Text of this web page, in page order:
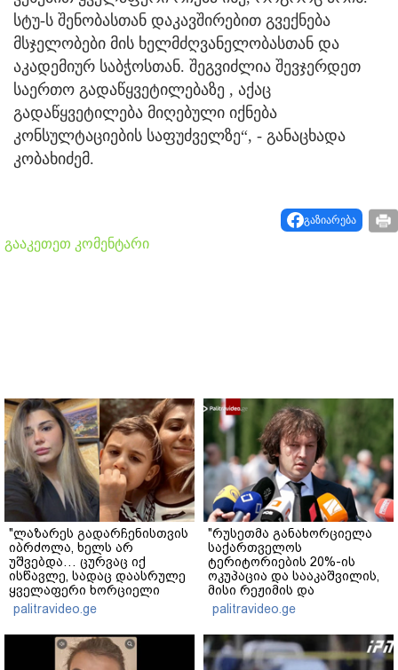
სტუ-ს შენობასთან დაკავშირებით გვექნება
მსჯელობები მის ხელმძღვანელობასთან და
აკადემიურ საბჭოსთან. შეგვიძლია შევჯერდეთ
საერთო გადაწყვეტილებაზე , აქაც
გადაწყვეტილება მიღებული იქნება
კონსულტაციების საფუძველზე“, - განაცხადა
კობახიძემ.
გაზიარება
გააკეთეთ კომენტარი
"ლაზარეს გადარჩენისთვის
იბრძოლა, ხელს არ
უშვებდა… ცურვაც იქ
ისწავლე, სადაც დაასრულე
ყველაფერი ხორციელი
ცხოვრებიდან" – რას წერს
ხობში დაღუპული დედა-
შვილის ახლობელი?
palitravideo.ge
"რუსეთმა განახორციელა
საქართველოს
ტერიტორიების 20%-ის
ოკუპაცია და სააკაშვილის,
მისი რეჟიმის და
"ნაცმოძრაობის" ღალატი
ვერანაირად ვერ
გადაფარავს ამ
დანაშაულს" - ირაკლი
კობახიძე
palitravideo.ge